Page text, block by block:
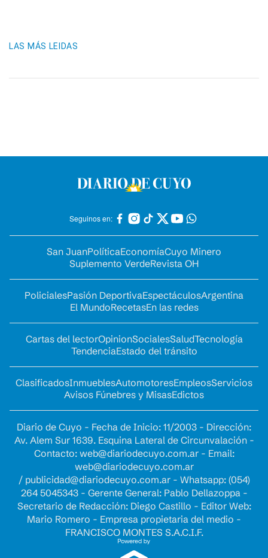
LAS MÁS LEIDAS
Seguinos en:
San JuanPolíticaEconomíaCuyo Minero
Suplemento VerdeRevista OH
PolicialesPasión DeportivaEspectáculosArgentina
El MundoRecetasEn las redes
Cartas del lectorOpinionSocialesSaludTecnología
TendenciaEstado del tránsito
ClasificadosInmueblesAutomotoresEmpleosServicios
Avisos Fúnebres y MisasEdictos
Diario de Cuyo - Fecha de Inicio: 11/2003 - Dirección:
Av. Alem Sur 1639. Esquina Lateral de Circunvalación -
Contacto: web@diariodecuyo.com.ar- Email:
web@diariodecuyo.com.ar
/ publicidad@diariodecuyo.com.ar- Whatsapp: (054)
264 5045343 - Gerente General: Pablo Dellazoppa -
Secretario de Redacción: Diego Castillo - Editor Web:
Mario Romero - Empresa propietaria del medio -
FRANCISCO MONTES S.A.C.I.F.